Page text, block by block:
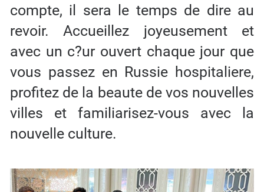
compte, il sera le temps de dire au
revoir. Accueillez joyeusement et
avec un c?ur ouvert chaque jour que
vous passez en Russie hospitaliere,
profitez de la beaute de vos nouvelles
villes et familiarisez-vous avec la
nouvelle culture.